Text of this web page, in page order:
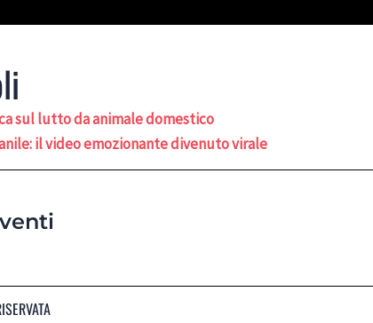
sul lutto da animale domestico
il video emozionante divenuto virale